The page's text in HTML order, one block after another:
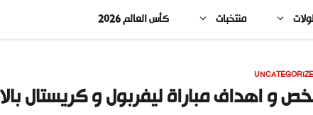
منتخبات كأس العالم 2026
و اهداف مباراة ليفربول و كريستال بالاس 2-1 الدوري